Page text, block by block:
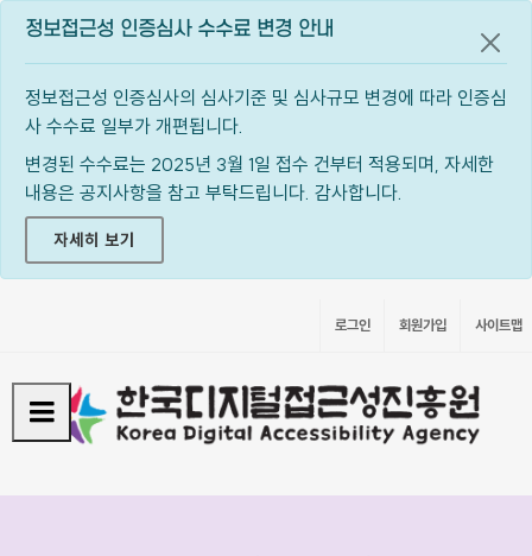
정보접근성 인증심사 수수료 변경 안내
정보접근성 인증심사의 심사기준 및 심사규모 변경에 따라 인증심
사 수수료 일부가 개편됩니다.
변경된 수수료는 2025년 3월 1일 접수 건부터 적용되며, 자세한
내용은 공지사항을 참고 부탁드립니다. 감사합니다.
자세히 보기
공지
로그인 회원가입 사이트맵